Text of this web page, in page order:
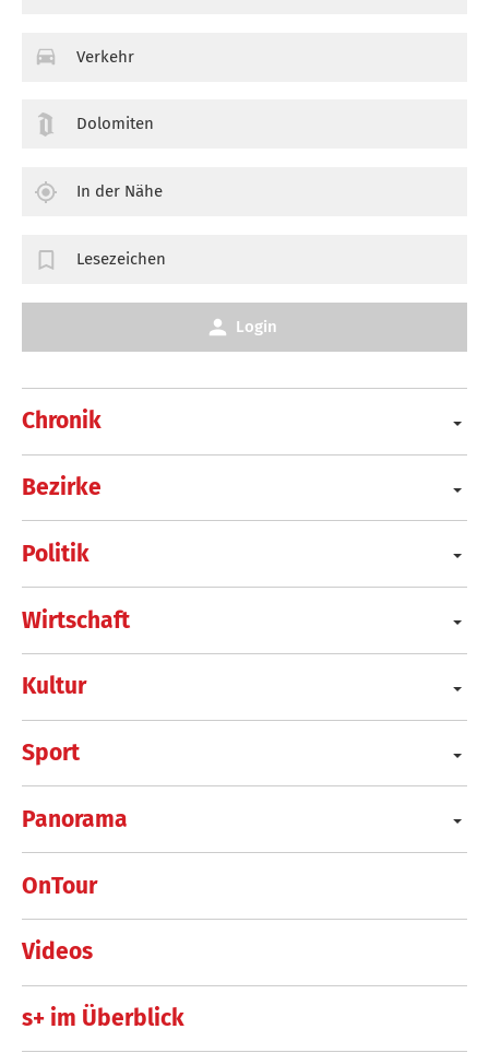
Chronik
Bezirke
Politik
Wirtschaft
Kultur
Sport
Panorama
OnTour
Videos
s+ im Überblick
Verkehr
Dolomiten
In der Nähe
Lesezeichen
Login